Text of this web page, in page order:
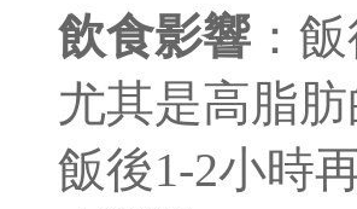
飲食影響 ：
尤其是高脂
飯後1-2小時